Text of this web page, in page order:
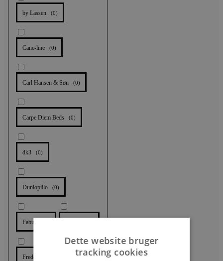
by Lassen (0)
Cane-line (0)
Carl Hansen & Søn (0)
Carpe Diem Beds (0)
dk3 (0)
Dunlopillo (0)
Fabula
Fredericia Furniture 0)
Dette website bruger
tracking cookies